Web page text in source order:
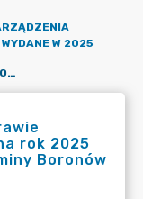
W 2025
ZARZĄDZENIE NR 4/2025 W SPRAWIE PODSTAWOWEJ KWOTY DOTACJI NA ROK 2025 DLA PRZEDSZKOLI NA TERENIE GMINY BORONÓW
rok 2025
Boronów